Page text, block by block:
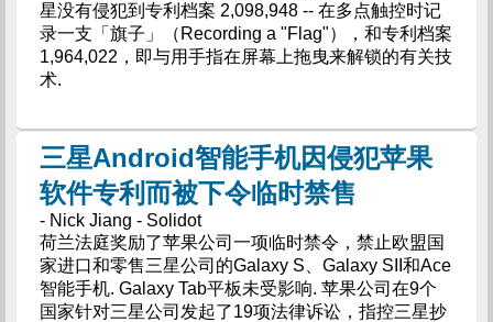
星没有侵犯到专利档案 2,098,948 -- 在多点触控时记
录一支「旗子」（Recording a "Flag"），和专利档案
1,964,022，即与用手指在屏幕上拖曳来解锁的有关技
术.
三星Android智能手机因侵犯苹果
软件专利而被下令临时禁售
- Nick Jiang - Solidot
荷兰法庭奖励了苹果公司一项临时禁令，禁止欧盟国
家进口和零售三星公司的Galaxy S、Galaxy SII和Ace
智能手机. Galaxy Tab平板未受影响. 苹果公司在9个
国家针对三星公司发起了19项法律诉讼，指控三星抄